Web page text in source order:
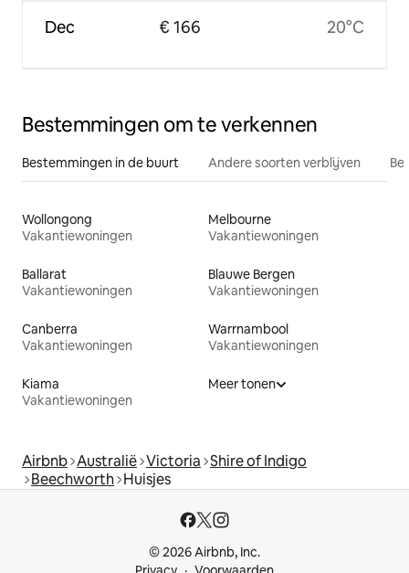
Dec € 166 20°C
Bestemmingen om te verkennen
Bestemmingen in de buurt Andere soorten verblijven
Wollongong
Vakantiewoningen
Melbourne
Vakantiewoningen
Ballarat
Vakantiewoningen
Blauwe Bergen
Vakantiewoningen
Canberra
Vakantiewoningen
Warrnambool
Vakantiewoningen
Kiama
Vakantiewoningen
Meer tonen
Airbnb Australië Victoria Shire of Indigo
Beechworth Huisjes
© 2026 Airbnb, Inc.